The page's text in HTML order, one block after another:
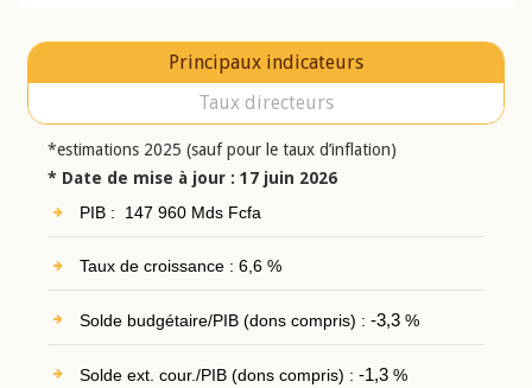
Principaux indicateurs
Taux directeurs
*estimations 2025 (sauf pour le taux d’inflation)
* Date de mise à jour : 17 juin 2026
PIB : 147 960 Mds Fcfa
Taux de croissance : 6,6 %
Solde budgétaire/PIB (dons compris) : -3,3%
Solde ext. cour./PIB (dons compris) : -1,3%